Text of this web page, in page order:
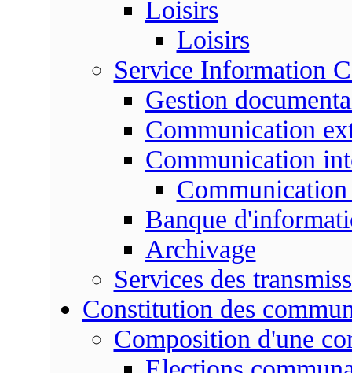
Loisirs
Loisirs
Service Information
Gestion
Communication
Communication
Communication
Banque
Archivage
Services des
Constitution des
Composition d'une